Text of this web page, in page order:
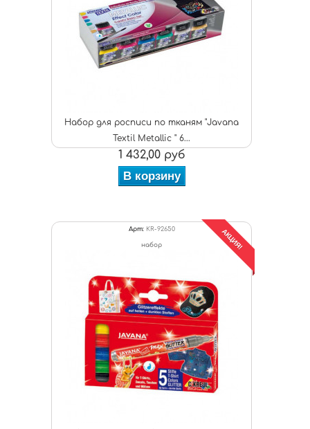
Набор для росписи по тканям "Javana
Textil Metallic " 6...
1 432,00 руб
В корзину
Арт: KR-92650
набор АКЦИЯ!